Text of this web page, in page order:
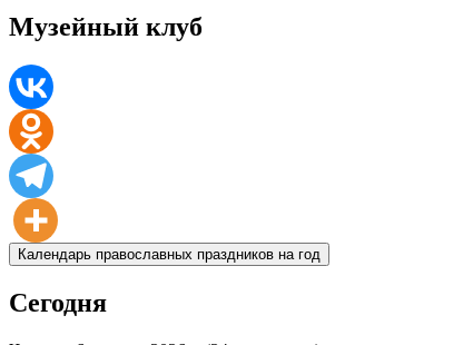
Музейный клуб
Календарь православных праздников на год
Сегодня